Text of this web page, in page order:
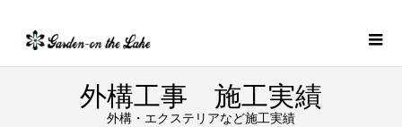
外構工事 施工実績
外構・エクステリアなど施工実績